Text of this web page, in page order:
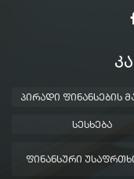
ᲞᲘᲠᲐᲓᲘ ᲤᲘᲜᲐᲜᲡᲔᲑᲘᲡ
ᲡᲔᲡᲮᲔᲑᲐ
ᲤᲘᲜᲐᲜᲡᲣᲠᲘ